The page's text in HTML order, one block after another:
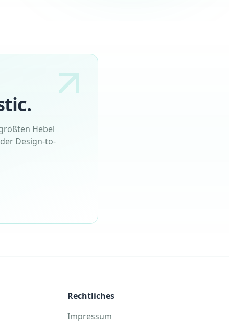
Hebel
Design-to-
Rechtliches
Impressum